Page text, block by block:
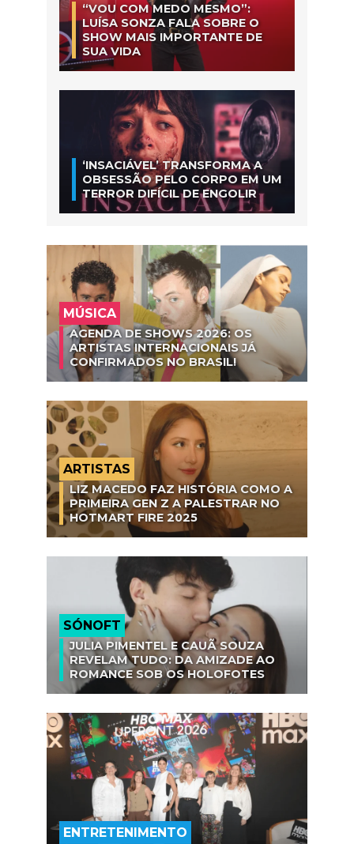
“VOU COM MEDO MESMO”:
LUÍSA SONZA FALA SOBRE O
SHOW MAIS IMPORTANTE DE
SUA VIDA
‘INSACIÁVEL’ TRANSFORMA A
OBSESSÃO PELO CORPO EM UM
TERROR DIFÍCIL DE ENGOLIR
MÚSICA
AGENDA DE SHOWS 2026: OS
ARTISTAS INTERNACIONAIS JÁ
CONFIRMADOS NO BRASIL!
ARTISTAS
LIZ MACEDO FAZ HISTÓRIA COMO A
PRIMEIRA GEN Z A PALESTRAR NO
HOTMART FIRE 2025
SÓNOFT
JULIA PIMENTEL E CAUÃ SOUZA
REVELAM TUDO: DA AMIZADE AO
ROMANCE SOB OS HOLOFOTES
ENTRETENIMENTO